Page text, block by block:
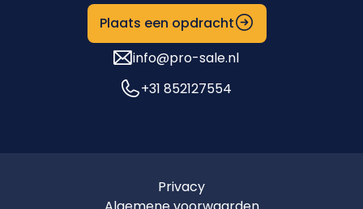
Plaats een opdracht
info@pro-sale.nl
+31 852127554
Privacy